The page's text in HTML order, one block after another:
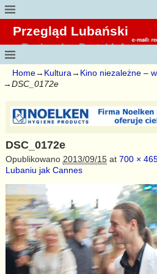
Przegląd Lubański
Regionalny Portal
Home→ Kultura→ Kino niezależne –
→DSC_0172e
DSC_0172e
Opublikowano 2013/09/15at 700 ×
Lubaniu jak Cannes